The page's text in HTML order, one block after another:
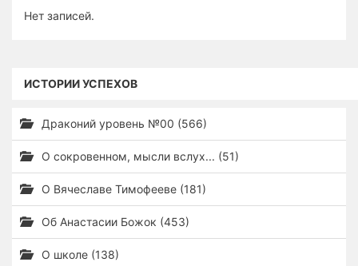
Нет записей.
ИСТОРИИ УСПЕХОВ
Драконий уровень №00 (566)
О сокровенном, мысли вслух... (51)
О Вячеславе Тимофееве (181)
Об Анастасии Божок (453)
О школе (138)